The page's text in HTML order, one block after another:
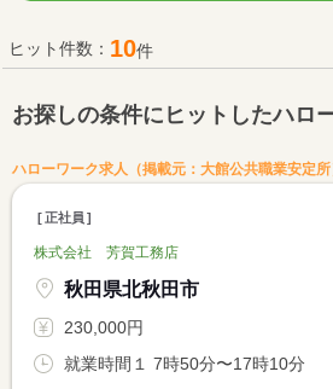
ヒット件数： 10件
お探しの条件にヒットしたハロ
ハローワーク求人（掲載元：大館公共職業安定所
正社員
株式会社 芳賀工務店
秋田県北秋田市
230,000円
就業時間１ 7時50分〜17時10分